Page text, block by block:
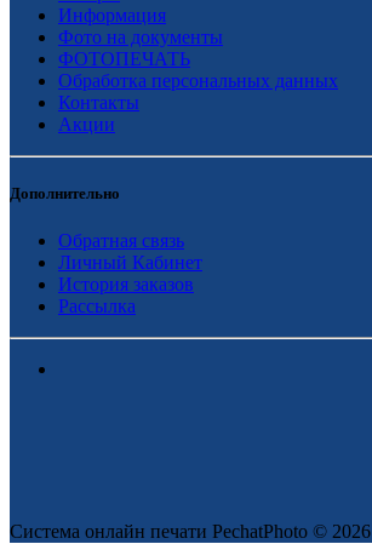
Информация
Фото на документы
ФОТОПЕЧАТЬ
Обработка персональных данных
Контакты
Акции
Дополнительно
Обратная связь
Личный Кабинет
История заказов
Рассылка
Система онлайн печати PechatPhoto © 2026